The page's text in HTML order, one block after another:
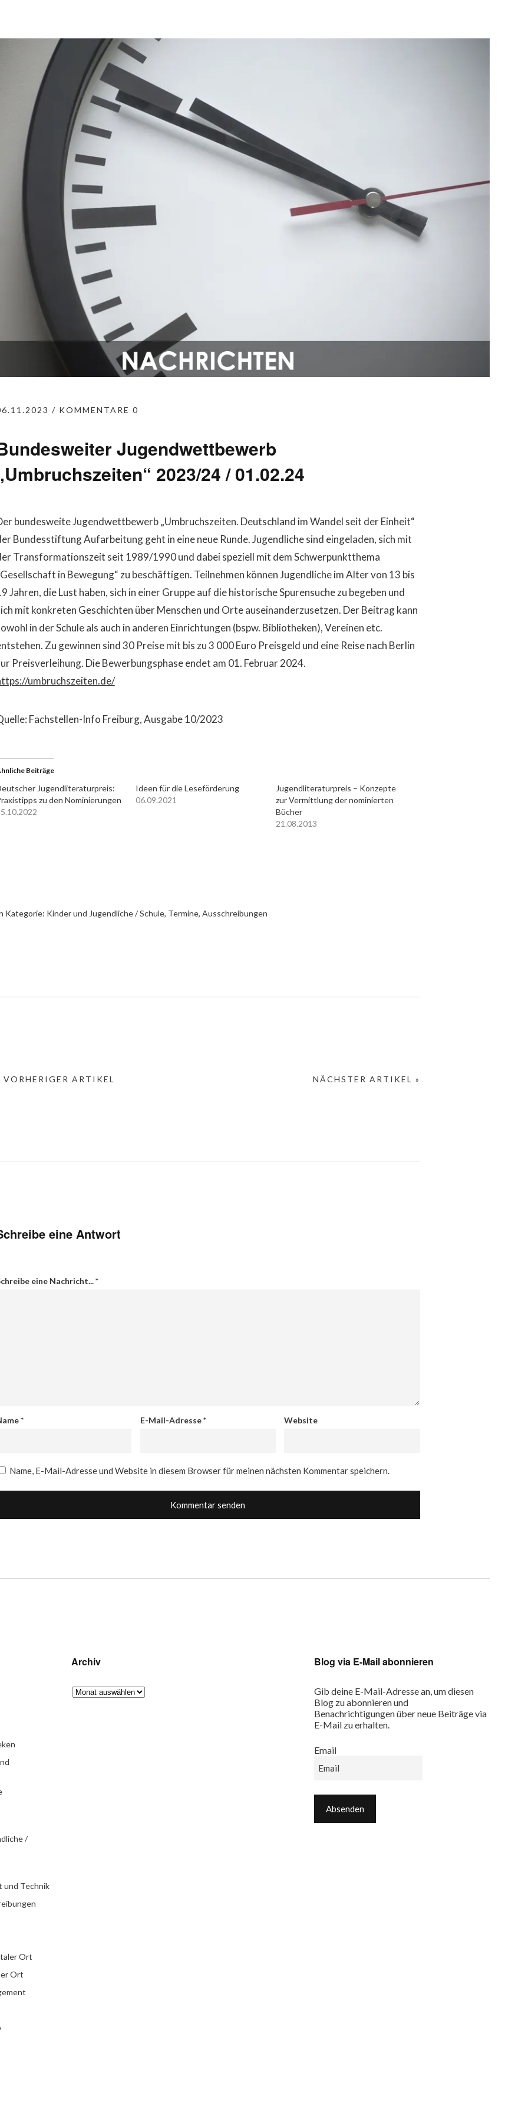
KOMMENTARE 0
Jugendwettbewerb
2023/24 / 01.02.24
bundesweite Jugendwettbewerb „Umbruchszeiten. Deutschland im Wandel seit der Einheit“
Bundesstiftung Aufarbeitung geht in eine neue Runde. Jugendliche sind eingeladen, sich mit
Transformationszeit seit 1989/1990 und dabei speziell mit dem Schwerpunktthema
in Bewegung“ zu beschäftigen. Teilnehmen können Jugendliche im Alter von 13 bis
Jahren, die Lust haben, sich in einer Gruppe auf die historische Spurensuche zu begeben und
mit konkreten Geschichten über Menschen und Orte auseinanderzusetzen. Der Beitrag kann
in der Schule als auch in anderen Einrichtungen (bspw. Bibliotheken), Vereinen etc.
Zu gewinnen sind 30 Preise mit bis zu 3 000 Euro Preisgeld und eine Reise nach Berlin
Preisverleihung. Die Bewerbungsphase endet am 01. Februar 2024.
umbruchszeiten.de/
Fachstellen-Info Freiburg, Ausgabe 10/2023
Beiträge
Jugendliteraturpreis:
zu den Nominierungen
Ideen für die Leseförderung
06.09.2021
Jugendliteraturpreis – Konzepte
zur Vermittlung der nominierten
Bücher
21.08.2013
Kategorie: Kinder und Jugendliche / Schule, Termine, Ausschreibungen
NÄCHSTER ARTIKEL »
VORHERIGER ARTIKEL
eine Antwort
eine Nachricht...*
* E-Mail-Adresse* Website
Name, E-Mail-Adresse und Website in diesem Browser für meinen nächsten Kommentar speichern.
/
und Technik
Ort
Ort
Archiv Blog via E-Mail abonnieren
Gib deine E-Mail-Adresse an, um diesen
Blog zu abonnieren und
Benachrichtigungen über neue Beiträge via
E-Mail zu erhalten.
Email